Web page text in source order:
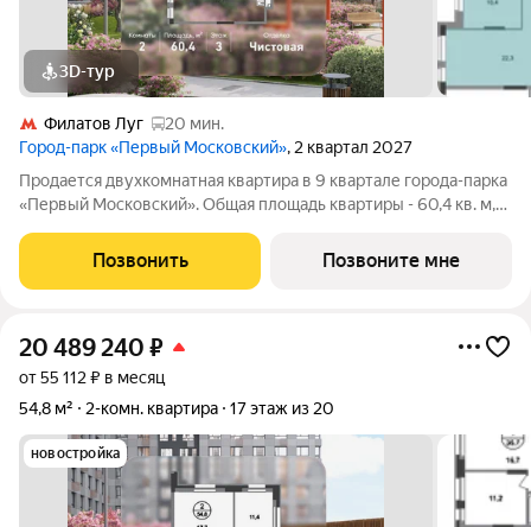
3D-тур
Филатов Луг
20 мин.
Город-парк «Первый Московский», 2 квартал 2027
Продается двухкомнатная квартира в 9 квартале города-парка
«Первый Московский». Общая площадь квартиры - 60,4 кв. м,
монолитный. ТОЛЬКО ДО 31 АВГУСТА выгодные условия на
приобретение квартиры
Позвонить Позвоните мне
20 489 240 ₽
от 55 112 ₽ в месяц
54,8 м²
2-комн. квартира 17 этаж из 20
новостройка